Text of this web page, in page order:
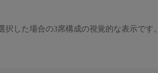
した場合の3席構成の視覚的な表示です。